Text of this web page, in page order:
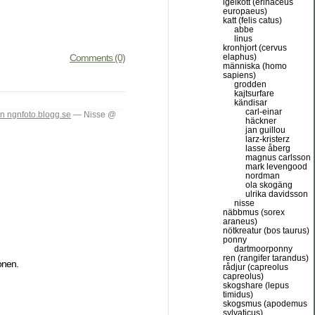
Comments (0)
ngnfoto.blogg.se — Nisse @
igelkott (erinaceus
europaeus)
katt (felis catus)
abbe
linus
kronhjort (cervus
elaphus)
människa (homo
sapiens)
grodden
kajtsurfare
kändisar
carl-einar
häckner
jan guillou
larz-kristerz
lasse åberg
magnus carlsson
mark levengood
nordman
ola skogäng
ulrika davidsson
nisse
näbbmus (sorex
araneus)
nötkreatur (bos taurus)
ponny
dartmoorponny
ren (rangifer tarandus)
rådjur (capreolus
capreolus)
skogshare (lepus
timidus)
skogsmus (apodemus
sylvaticus)